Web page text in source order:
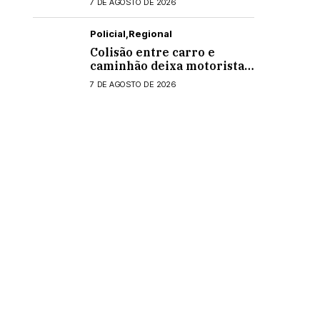
7 DE AGOSTO DE 2026
Policial Regional
Colisão entre carro e
caminhão deixa motorista
ferido na PR-495, em
7 DE AGOSTO DE 2026